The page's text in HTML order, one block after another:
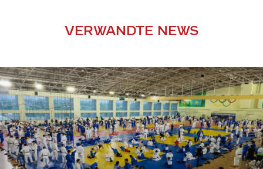
VERWANDTE NEWS